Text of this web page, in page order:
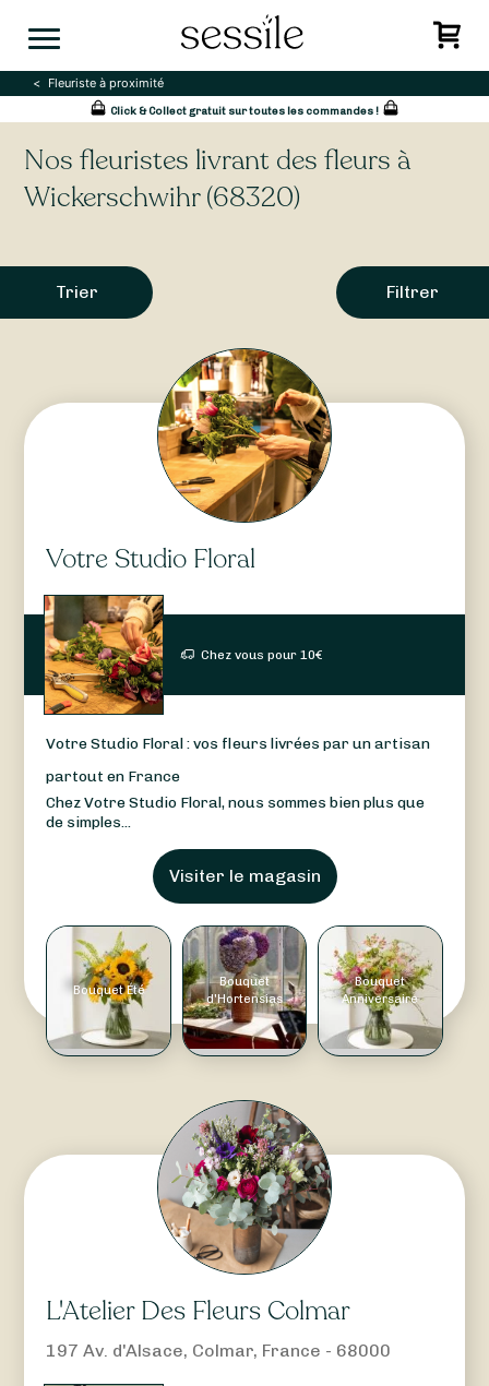
Fleuriste à proximité
Click & Collect gratuit sur toutes les commandes !
Nos fleuristes livrant des fleurs à
Wickerschwihr (68320)
Trier Filtrer
Votre Studio Floral
Chez vous pour10€
Votre Studio Floral : vos fleurs livrées par un artisan
partout en France
Chez Votre Studio Floral, nous sommes bien plus que
de simples...
Visiter le magasin
Bouquet Été
Bouquet
d'Hortensias
Bouquet
Anniversaire
L'Atelier Des Fleurs Colmar
197 Av. d'Alsace, Colmar, France - 68000